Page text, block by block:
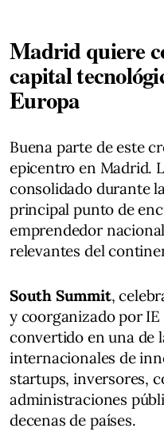
Madrid quiere
capital
Europa
Buena parte de este
epicentro en Madrid.
consolidado durante
principal punto de
emprendedor
relevantes del
South Summit,
y coorganizado por IE
convertido en una de
internacionales de
startups, inversores,
administraciones
decenas de países.